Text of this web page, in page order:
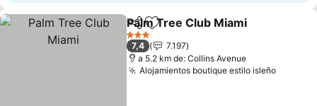
CompartirAñadir a favoritos
Palm Tree Club Miami
3 Estrellas
7,4
7.197
a 5.2 km de: Collins Avenue
Alojamientos boutique estilo isleño